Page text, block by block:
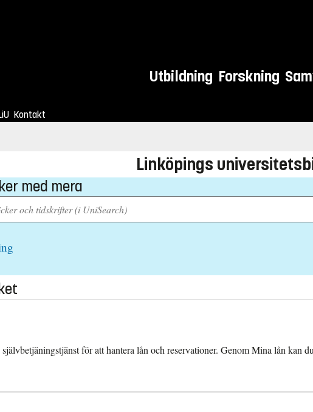
Utbildning Forskning
Kontakt
på biblioteket
våra tjänster under sommaren
Linköpings
med mera
för att hantera lån och reservationer. Genom Mina lån kan